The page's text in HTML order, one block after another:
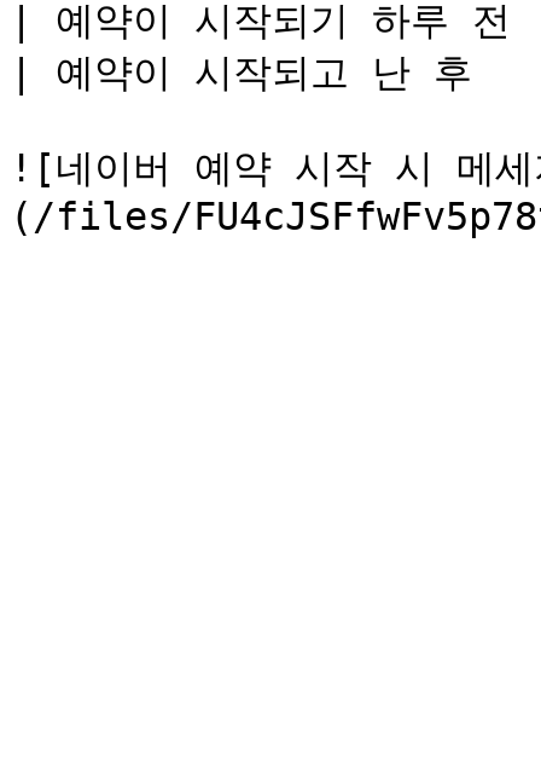
| 예약이 시작되기 하
| 예약이 시작되고 난
![네이버 예약 시작 시 메